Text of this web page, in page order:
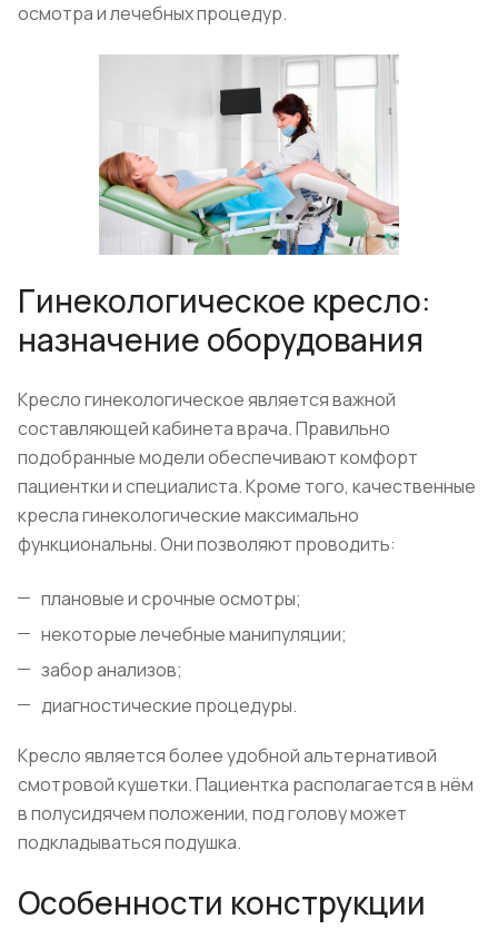
осмотра и лечебных процедур.
Гинекологическое кресло:
назначение оборудования
Кресло гинекологическое является важной
составляющей кабинета врача. Правильно
подобранные модели обеспечивают комфорт
пациентки и специалиста. Кроме того, качественные
кресла гинекологические максимально
функциональны. Они позволяют проводить:
плановые и срочные осмотры;
некоторые лечебные манипуляции;
забор анализов;
диагностические процедуры.
Кресло является более удобной альтернативой
смотровой кушетки. Пациентка располагается в нём
в полусидячем положении, под голову может
подкладываться подушка.
Особенности конструкции